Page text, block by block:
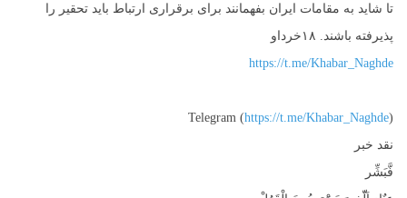
تا شاید به مقامات ایران بفهمانند برای برقراری ارتباط باید تحقیر را
پذیرفته باشند. ۱۸خرداو
https://t.me/Khabar_Naghde
Telegram (https://t.me/Khabar_Naghde)
نقد خبر
فَّبَشِّر